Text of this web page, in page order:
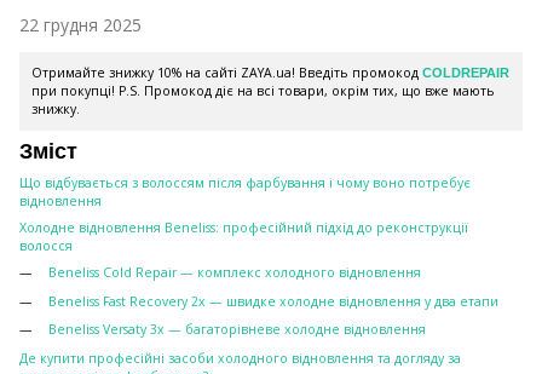
22 грудня 2025
Отримайте знижку 10% на сайті ZAYA.ua! Введіть промокод COLDREPAIR
при покупці! P.S. Промокод діє на всі товари, окрім тих, що вже мають
знижку.
Зміст
Що відбувається з волоссям після фарбування і чому воно потребує
відновлення
Холодне відновлення Beneliss: професійний підхід до реконструкції
волосся
Beneliss Cold Repair — комплекс холодного відновлення
Beneliss Fast Recovery 2x — швидке холодне відновлення у два етапи
Beneliss Versaty 3x — багаторівневе холодне відновлення
Де купити професійні засоби холодного відновлення та догляду за